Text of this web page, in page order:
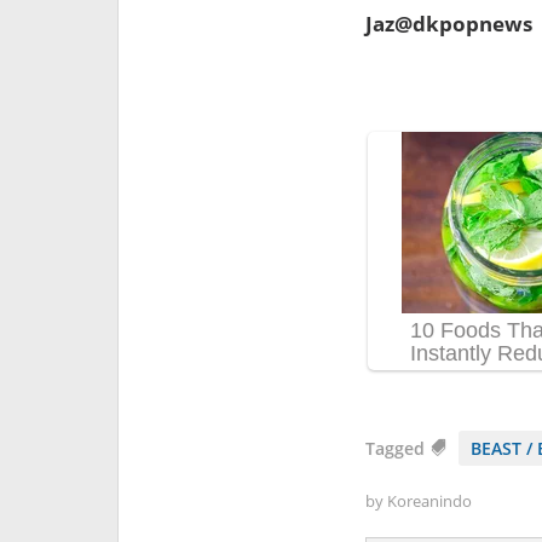
Jaz@dkpopnews
Tagged BEAST /
by Koreanindo